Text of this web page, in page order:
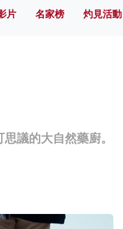
片 名家榜 灼見活動
議的大自然藥廚。